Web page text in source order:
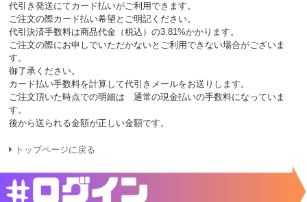
代引き発送にてカード払いがご利用できます。
ご注文の際カード払い希望とご明記ください。
代引決済手数料は商品代金（税込）の3.81%かかります。
ご注文の際にお申しでいただかないとご利用できない場合がございま
す。
御了承ください。
カード払い手数料を計算して代引きメールをお送りします。
ご注文頂いた時点での明細は 通常の現金払いの手数料になっていま
す。
後から送られる金額が正しい金額です。
トップページに戻る